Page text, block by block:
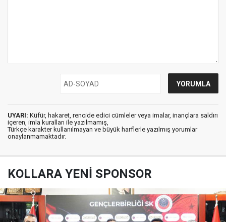
UYARI: Küfür, hakaret, rencide edici cümleler veya imalar, inançlara saldırı
içeren, imla kuralları ile yazılmamış,
Türkçe karakter kullanılmayan ve büyük harflerle yazılmış yorumlar
onaylanmamaktadır.
KOLLARA YENİ SPONSOR